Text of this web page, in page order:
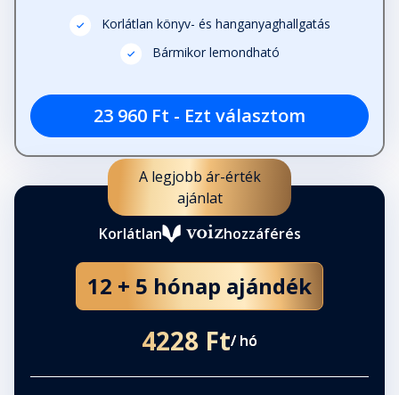
Korlátlan könyv- és hanganyaghallgatás
Bármikor lemondható
23 960 Ft - Ezt választom
A legjobb ár-érték
ajánlat
Korlátlan
hozzáférés
12 + 5 hónap ajándék
4228 Ft/ hó